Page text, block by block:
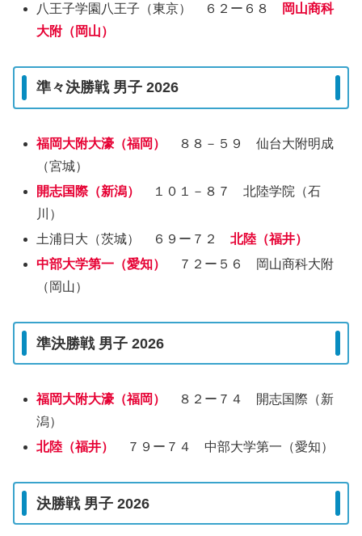
八王子学園八王子（東京） ６２ー６８
岡山商科
大附（岡山）
準々決勝戦 男子 2026
福岡大附大濠（福岡）
８８－５９ 仙台大附明成
（宮城）
開志国際（新潟）
１０１－８７ 北陸学院（石
川）
土浦日大（茨城） ６９ー７２北陸（福井）
中部大学第一（愛知）
７２ー５６ 岡山商科大附
（岡山）
準決勝戦 男子 2026
福岡大附大濠（福岡）
８２ー７４ 開志国際（新
潟）
北陸（福井）
７９ー７４ 中部大学第一（愛知）
決勝戦 男子 2026